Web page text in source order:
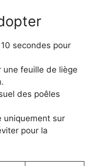
secondes pour
une feuille de liège
des poêles
uniquement sur
pour la